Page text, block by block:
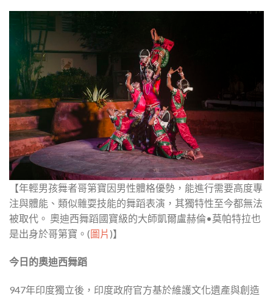
【年輕男孩舞者哥第寶因男性體格優勢，能進行需要高度專
注與體能、類似雜耍技能的舞蹈表演，其獨特性至今都無法
被取代。 奧迪西舞蹈國寶級的大師凱爾盧赫倫•莫帕特拉也
是出身於哥第寶。(圖片 )】
今日的奧迪西舞蹈
947年印度獨立後，印度政府官方基於維護文化遺產與創造